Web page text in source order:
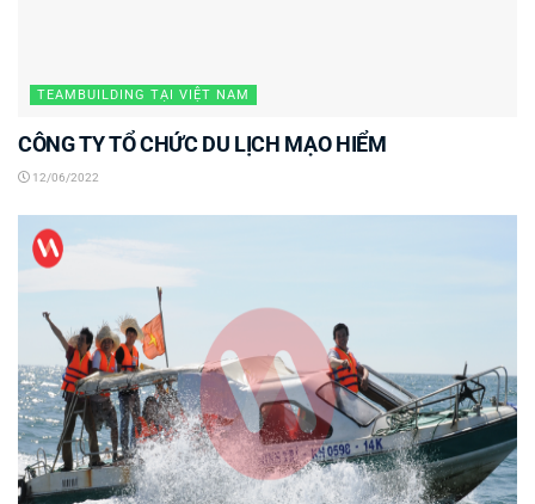
TEAMBUILDING TẠI VIỆT NAM
CÔNG TY TỔ CHỨC DU LỊCH MẠO HIỂM
12/06/2022